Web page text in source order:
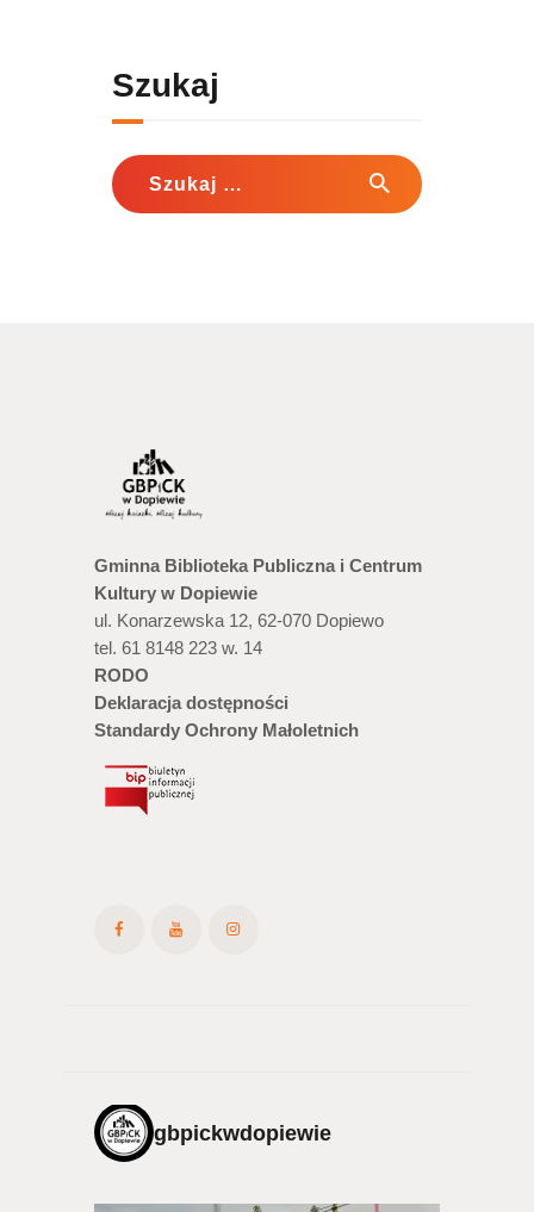
Szukaj
Szukaj:
Gminna Biblioteka Publiczna i Centrum
Kultury w Dopiewie
ul. Konarzewska 12, 62-070 Dopiewo
tel. 61 8148 223 w. 14
RODO
Deklaracja dostępności
Standardy Ochrony Małoletnich
gbpickwdopiewie